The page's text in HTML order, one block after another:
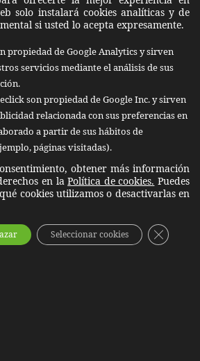
documental
en Mallorca
Mínimo
6 años
Art. 30
Código de
Comercio
6 años
Normativa
Mercantil
e IVA
Comercio
Archivo
Blindado
solo instalará cookies analíticas y de
si usted lo acepta expresamente.
propiedad de Google Analytics y sirven
servicios mediante el análisis de sus
son propiedad de Google Inc. y sirven
relacionada con sus preferencias en
a partir de sus hábitos de
páginas visitadas).
obtener más información
en laPolítica de cookies. Puedes
cookies utilizamos o desactivarlas en
Seleccionar cookies